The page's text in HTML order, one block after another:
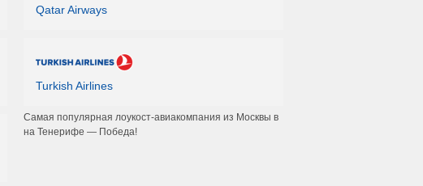
Qatar Airways
Turkish Airlines
Самая популярная лоукост-авиакомпания из Москвы в
на Тенерифе — Победа!